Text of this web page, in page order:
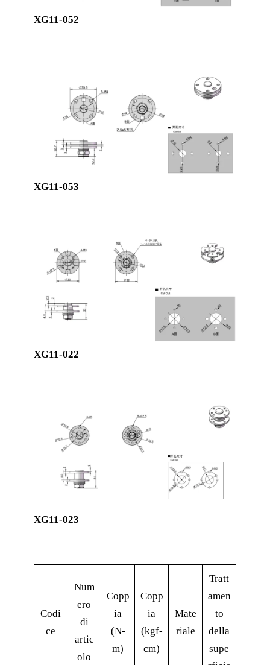
XG11-052
XG11-053
XG11-022
XG11-023
Codi
ce
Num
ero
di
artic
olo
Copp
ia
(N-
m)
Copp
ia
(kgf-
cm)
Mate
riale
Tratt
amen
to
della
supe